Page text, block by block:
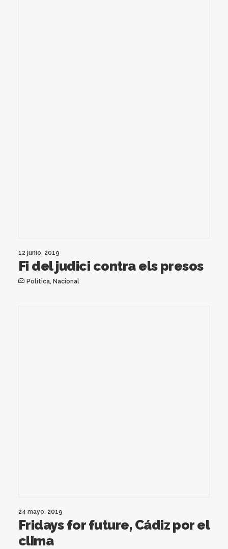
12 junio, 2019
Fi del judici contra els presos
Política, Nacional
24 mayo, 2019
Fridays for future, Cádiz por el
clima